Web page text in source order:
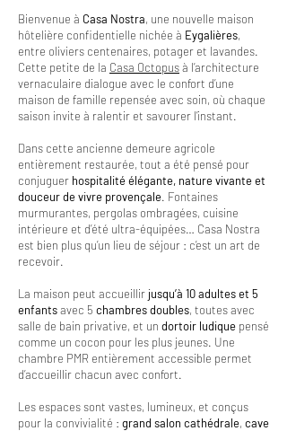
Bienvenue à Casa Nostra, une nouvelle maison
hôtelière confidentielle nichée à Eygalières,
entre oliviers centenaires, potager et lavandes.
Cette petite de la Casa Octopusà l’architecture
vernaculaire dialogue avec le confort d’une
maison de famille repensée avec soin, où chaque
saison invite à ralentir et savourer l’instant.
Dans cette ancienne demeure agricole
entièrement restaurée, tout a été pensé pour
conjuguer hospitalité élégante, nature vivante et
douceur de vivre provençale. Fontaines
murmurantes, pergolas ombragées, cuisine
intérieure et d’été ultra-équipées… Casa Nostra
est bien plus qu’un lieu de séjour : c’est un art de
recevoir.
La maison peut accueillir jusqu’à 10 adultes et 5
enfantsavec 5 chambres doubles, toutes avec
salle de bain privative, et un dortoir ludique pensé
comme un cocon pour les plus jeunes. Une
chambre PMR entièrement accessible permet
d’accueillir chacun avec confort.
Les espaces sont vastes, lumineux, et conçus
pour la convivialité : grand salon cathédrale, cave